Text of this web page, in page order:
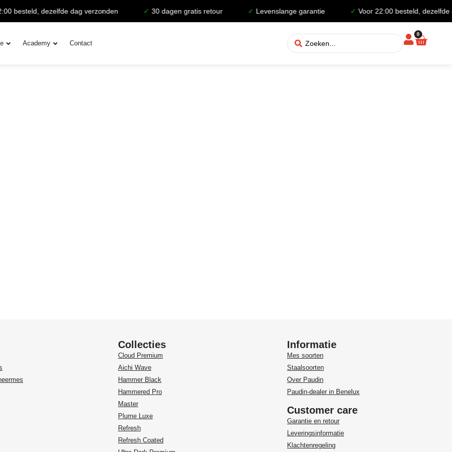
besteld, dezelfde dag verzonden 30 dagen gratis retour Levenslange garantie Voor 22:00 besteld, dezelfde
Academy Contact
0
Collecties
Cloud Premium
Aichi Wave
Hammer Black
Hammered Pro
Master
Plume Luxe
Refresh
Refresh Coated
Informatie
Mes soorten
Staalsoorten
Over Paudin
Paudin-dealer in Benelux
Customer care
Garantie en retour
Leveringsinformatie
Klachtenregeling